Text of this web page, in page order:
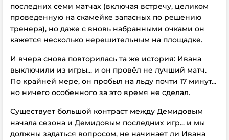
последних семи матчах (включая встречу, целиком
проведенную на скамейке запасных по решению
тренера), но даже с вновь набранными очками он
кажется несколько нерешительным на площадке.
И вчера снова повторилась та же история: Ивана
выключили из игры... и он провёл не лучший матч.
По крайней мере, он пробыл на льду почти 17 минут...
но ничего особенного за это время не сделал.
Существует большой контраст между Демидовым
начала сезона и Демидовым последних игр... и мы
должны задаться вопросом, не начинает ли Ивана